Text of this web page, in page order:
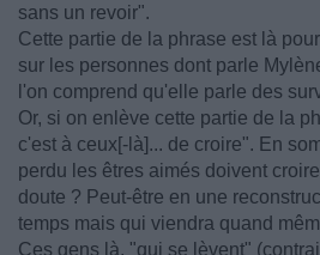
sans un revoir".
Cette partie de la phrase est là
sur les personnes dont parle
l'on comprend qu'elle parle des
Or, si on enlève cette partie de la
c'est à ceux[-là]... de croire". En
perdu les êtres aimés doivent
doute ? Peut-être en une
temps mais qui viendra quand
Ces gens là, "qui se lèvent"